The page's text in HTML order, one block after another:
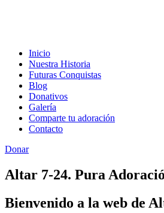
Inicio
Nuestra Historia
Futuras Conquistas
Blog
Donativos
Galería
Comparte tu adoración
Contacto
Donar
Altar 7-24. Pura
Bienvenido a la web de